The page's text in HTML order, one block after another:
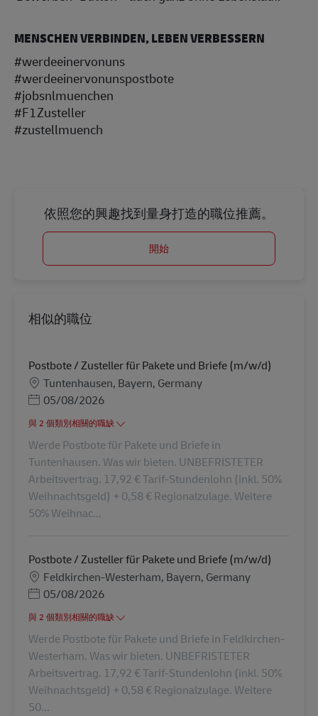
MENSCHEN VERBINDEN, LEBEN VERBESSERN
#werdeeinervonuns
#werdeeinervonunspostbote
#jobsnlmuenchen
#F1Zusteller
#zustellmuench
依照您的興趣找到量身打造的職位推薦。
開始
相似的職位
Postbote / Zusteller für Pakete und Briefe (m/w/d)
地點Tuntenhausen, Bayern, Germany
Posted Date
05/08/2026
與 2 個類別相關的職缺
Werde Postbote für Pakete und Briefe in
Tuntenhausen. Was wir bieten. UNBEFRISTETER
Arbeitsvertrag. 17,92 € Tarif-Stundenlohn (inkl. 50%
Weihnachtsgeld) + 0,58 € Regionalzulage. Weitere
50% Weihnac...
Postbote / Zusteller für Pakete und Briefe (m/w/d)
地點Feldkirchen-Westerham, Bayern, Germany
Posted Date
05/08/2026
與 2 個類別相關的職缺
Werde Postbote für Pakete und Briefe in Feldkirchen-
Westerham. Was wir bieten. UNBEFRISTETER
Arbeitsvertrag. 17,92 € Tarif-Stundenlohn (inkl. 50%
Weihnachtsgeld) + 0,58 € Regionalzulage. Weitere
50...